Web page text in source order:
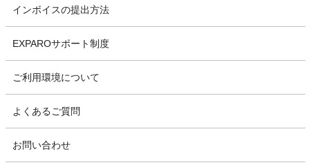
インボイスの提出方法
EXPAROサポート制度
ご利用環境について
よくあるご質問
お問い合わせ